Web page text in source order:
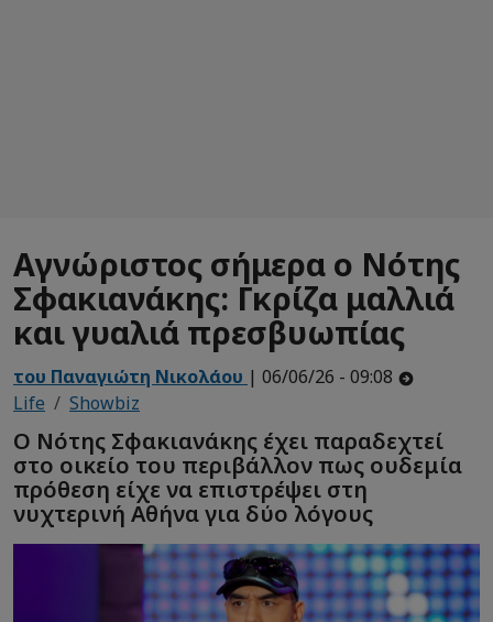
Αγνώριστος σήμερα ο Νότης
Σφακιανάκης: Γκρίζα μαλλιά
και γυαλιά πρεσβυωπίας
του Παναγιώτη Νικολάου | 06/06/26 - 09:08
Life
Showbiz
Ο Νότης Σφακιανάκης έχει παραδεχτεί
στο οικείο του περιβάλλον πως ουδεμία
πρόθεση είχε να επιστρέψει στη
νυχτερινή Αθήνα για δύο λόγους